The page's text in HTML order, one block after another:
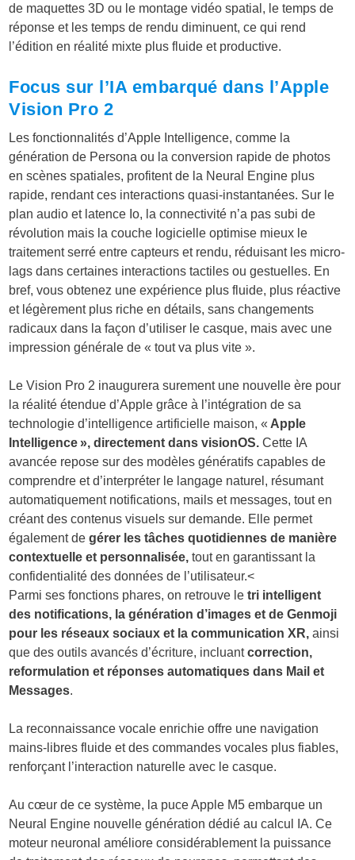
de maquettes 3D ou le montage vidéo spatial, le temps de
réponse et les temps de rendu diminuent, ce qui rend
l’édition en réalité mixte plus fluide et productive.
Focus sur l’IA embarqué dans l’Apple
Vision Pro 2
Les fonctionnalités d’Apple Intelligence, comme la
génération de Persona ou la conversion rapide de photos
en scènes spatiales, profitent de la Neural Engine plus
rapide, rendant ces interactions quasi-instantanées. Sur le
plan audio et latence Io, la connectivité n’a pas subi de
révolution mais la couche logicielle optimise mieux le
traitement serré entre capteurs et rendu, réduisant les micro-
lags dans certaines interactions tactiles ou gestuelles. En
bref, vous obtenez une expérience plus fluide, plus réactive
et légèrement plus riche en détails, sans changements
radicaux dans la façon d’utiliser le casque, mais avec une
impression générale de « tout va plus vite ».
Le Vision Pro 2 inaugurera surement une nouvelle ère pour
la réalité étendue d’Apple grâce à l’intégration de sa
technologie d’intelligence artificielle maison, « Apple
Intelligence », directement dans visionOS. Cette IA
avancée repose sur des modèles génératifs capables de
comprendre et d’interpréter le langage naturel, résumant
automatiquement notifications, mails et messages, tout en
créant des contenus visuels sur demande. Elle permet
également de gérer les tâches quotidiennes de manière
contextuelle et personnalisée, tout en garantissant la
confidentialité des données de l’utilisateur.<
Parmi ses fonctions phares, on retrouve le tri intelligent
des notifications, la génération d’images et de Genmoji
pour les réseaux sociaux et la communication XR, ainsi
que des outils avancés d’écriture, incluantcorrection,
reformulation et réponses automatiques dans Mail et
Messages.
La reconnaissance vocale enrichie offre une navigation
mains-libres fluide et des commandes vocales plus fiables,
renforçant l’interaction naturelle avec le casque.
Au cœur de ce système, la puce Apple M5 embarque un
Neural Engine nouvelle génération dédié au calcul IA. Ce
moteur neuronal améliore considérablement la puissance